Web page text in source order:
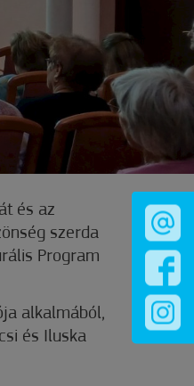
és az
szerda
Program
alkalmából,
és Iluska